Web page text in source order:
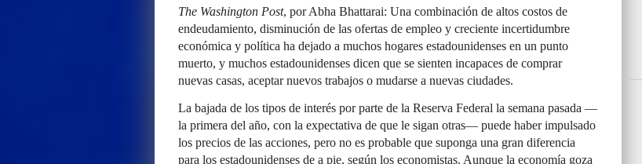
The Washington Post, por Abha Bhattarai: Una combinación de altos costos de
endeudamiento, disminución de las ofertas de empleo y creciente incertidumbre
económica y política ha dejado a muchos hogares estadounidenses en un punto
muerto, y muchos estadounidenses dicen que se sienten incapaces de comprar
nuevas casas, aceptar nuevos trabajos o mudarse a nuevas ciudades.
La bajada de los tipos de interés por parte de la Reserva Federal la semana pasada —
la primera del año, con la expectativa de que le sigan otras— puede haber impulsado
los precios de las acciones, pero no es probable que suponga una gran diferencia
para los estadounidenses de a pie, según los economistas. Aunque la economía goza